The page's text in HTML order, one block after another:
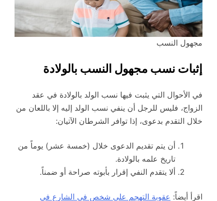
مجهول النسب
إثبات نسب مجهول النسب بالولادة
في الأحوال التي يثبت فيها نسب الولد بالولادة في عقد
الزواج، فليس للرجل أن ينفي نسب الولد إليه إلا باللعان من
خلال التقدم بدعوى، إذا توافر الشرطان الآتيان:
أن يتم تقديم الدعوى خلال (خمسة عشر) يوماً من
تاريخ علمه بالولادة.
ألا يتقدم النفي إقرار بأبوته صراحة أو ضمناً.
اقرأ أيضاً: عقوبة التهجم على شخص في الشارع في